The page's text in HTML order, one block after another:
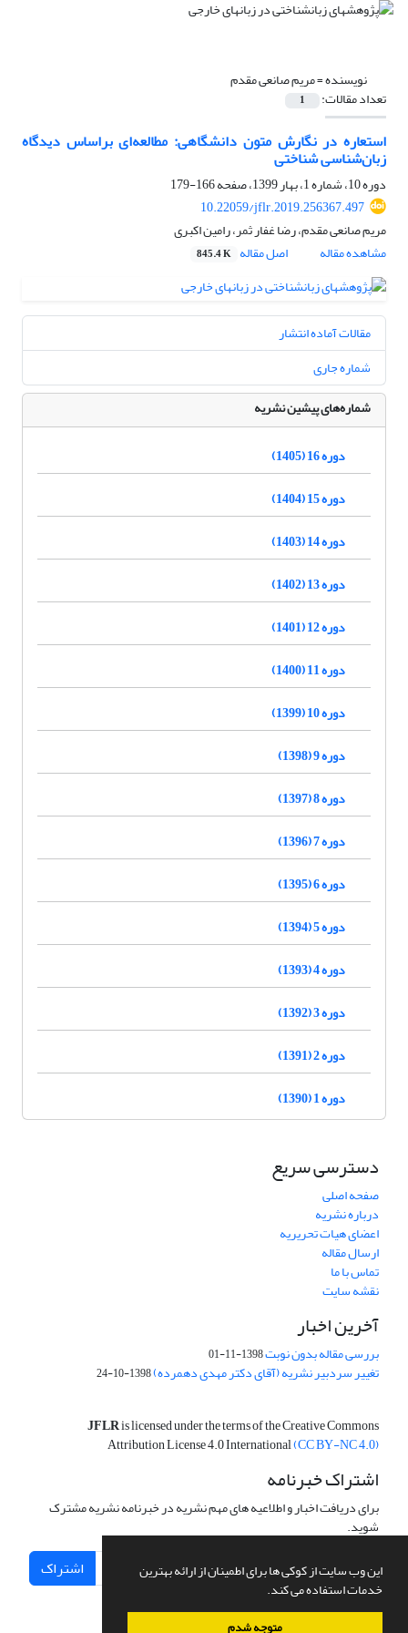
این وب سایت از کوکی ها برای اطمینان از ارائه بهترین
خدمات استفاده می کند.
متوجه شدم
نویسنده =مریم صانعی مقدم
تعداد مقالات: 1
استعاره‌ در نگارش متون دانشگاهی: مطالعه‌ای براساس دیدگاه
زبان‌شناسی شناختی
دوره 10، شماره 1، بهار 1399، صفحه
166-179
10.22059/jflr.2019.256367.497
مریم صانعی مقدم، رضا غفار ثمر، رامین اکبری
مشاهده مقاله
اصل مقاله 845.4 K
مقالات آماده انتشار
شماره جاری
شماره‌های پیشین نشریه
دوره 16 (1405)
دوره 15 (1404)
دوره 14 (1403)
دوره 13 (1402)
دوره 12 (1401)
دوره 11 (1400)
دوره 10 (1399)
دوره 9 (1398)
دوره 8 (1397)
دوره 7 (1396)
دوره 6 (1395)
دوره 5 (1394)
دوره 4 (1393)
دوره 3 (1392)
دوره 2 (1391)
دوره 1 (1390)
دسترسی سریع
صفحه اصلی
درباره نشریه
اعضای هیات تحریریه
ارسال مقاله
تماس با ما
نقشه سایت
آخرین اخبار
بررسی مقاله بدون نوبت1398-11-01
تغییر سردبیر نشریه (آقای دکتر مهدی دهمرده)1398-10-24
JFLRis licensed under the terms of the Creative Commons
Attribution License 4.0 International(CC BY-NC 4.0)
اشتراک خبرنامه
برای دریافت اخبار و اطلاعیه های مهم نشریه در خبرنامه نشریه مشترک
شوید.
اشتراک